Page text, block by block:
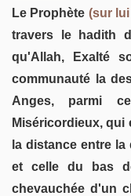
Le Prophète (sur
travers le hadith
qu'Allah, Exalté
communauté la
Anges, parmi
Miséricordieux, qui
la distance entre
et celle du bas
chevauchée d'un